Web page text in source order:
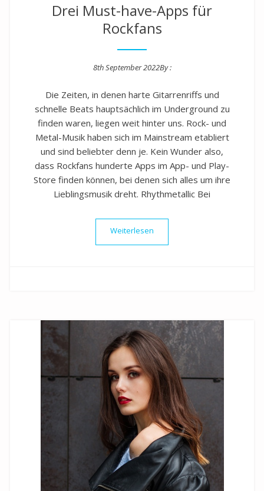
Drei Must-have-Apps für
Rockfans
8th September 2022By :
Die Zeiten, in denen harte Gitarrenriffs und
schnelle Beats hauptsächlich im Underground zu
finden waren, liegen weit hinter uns. Rock- und
Metal-Musik haben sich im Mainstream etabliert
und sind beliebter denn je. Kein Wunder also,
dass Rockfans hunderte Apps im App- und Play-
Store finden können, bei denen sich alles um ihre
Lieblingsmusik dreht. Rhythmetallic Bei